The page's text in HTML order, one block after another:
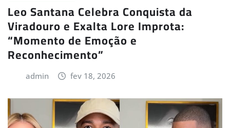
Leo Santana Celebra Conquista da
Viradouro e Exalta Lore Improta:
“Momento de Emoção e
Reconhecimento”
admin fev 18, 2026